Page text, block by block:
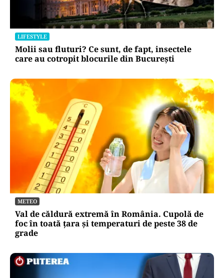
LIFESTYLE
Molii sau fluturi? Ce sunt, de fapt, insectele
care au cotropit blocurile din București
METEO
Val de căldură extremă în România. Cupolă de
foc în toată țara și temperaturi de peste 38 de
grade